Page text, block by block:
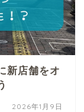
新店舗をオ
2026年1月9日